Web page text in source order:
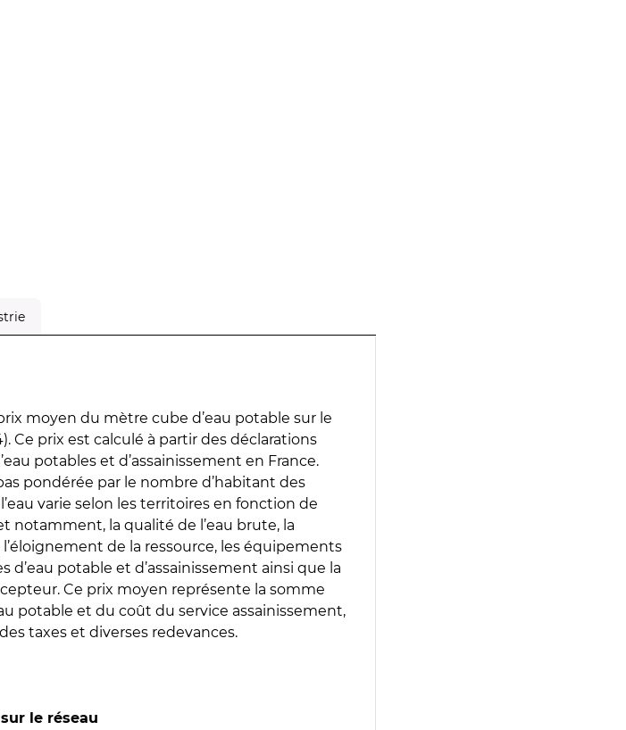
moyen du mètre cube d’eau potable sur le
Ce prix est calculé à partir des déclarations
potables et d’assainissement en France.
pondérée par le nombre d’habitant des
varie selon les territoires en fonction de
notamment, la qualité de l’eau brute, la
de la ressource, les équipements
d’eau potable et d’assainissement ainsi que la
Ce prix moyen représente la somme
potable et du coût du service assainissement,
taxes et diverses redevances.
le réseau